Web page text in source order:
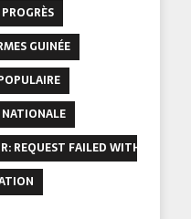
PROGRÈS
GUINÉE
REQUEST FAILED WITH